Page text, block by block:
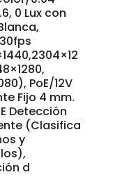
0 Lux con
PoE/12V
Fijo 4 mm.
Detección
(Clasifica
y
d